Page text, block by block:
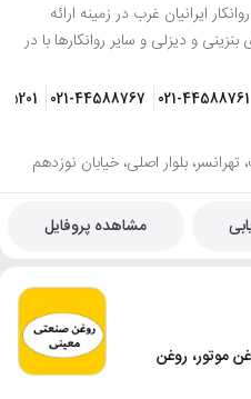
ایرانیان غرب در زمینه ارائه
و دیزلی و سایر روانکارها با در
021-44588761
021-44588767
مشاهده پروفایل
موتور، روغن